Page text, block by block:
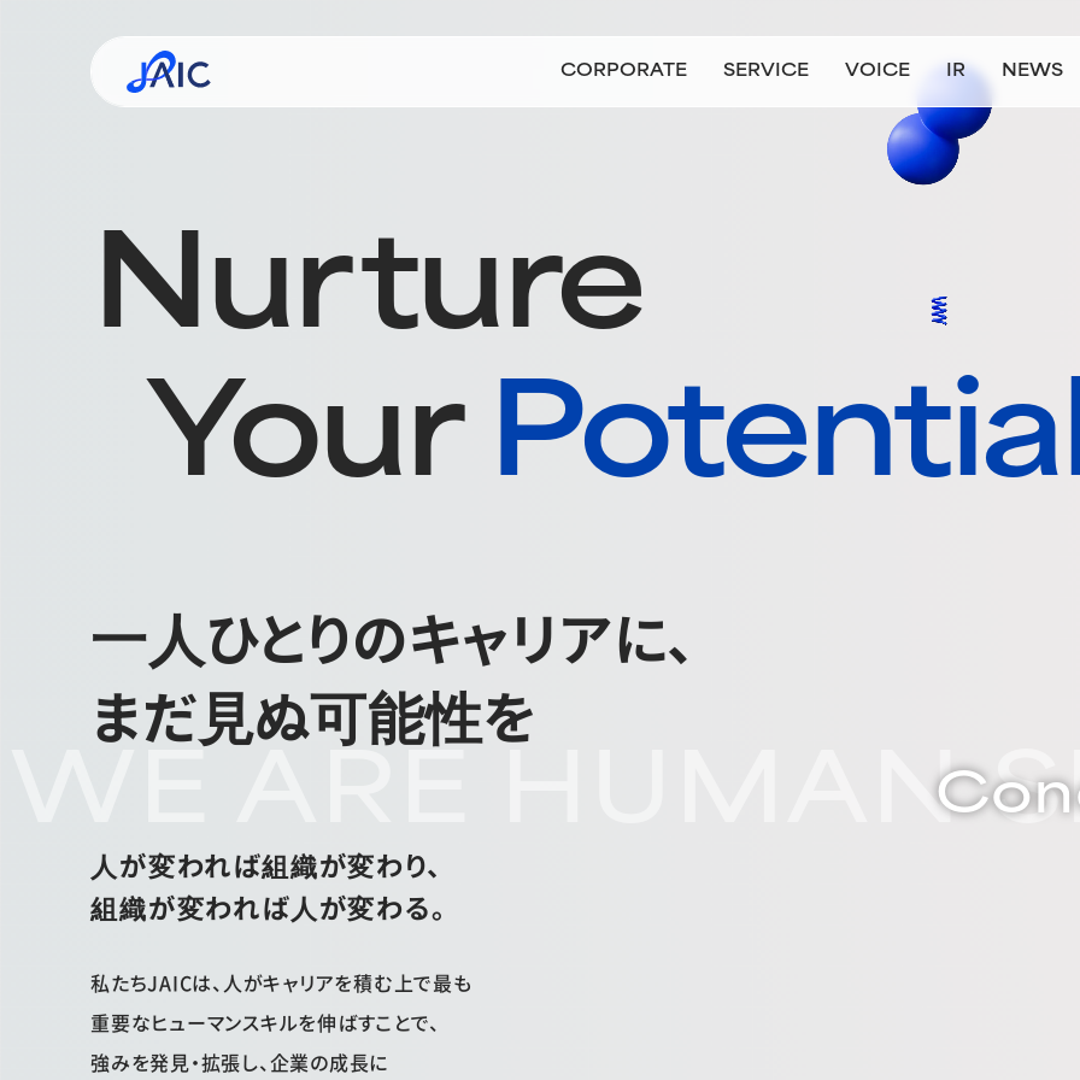
CORPORATE
役員紹介JAICの数字
SERVICE
個人向けサービス（主に就職・転職希望の方）
VOICE
大学・教育機関のお客さま（準備中）
IR
NEWS
Nurture
Your
一人ひとりのキャリアに、
まだ見ぬ可能性を
WE ARE HUMAN
人が変われば組織が変わり、
組織が変われば人が変わる。
私たちJAICは、人がキャリアを積む上で最も
重要なヒューマンスキルを伸ばすことで、
強みを発見・拡張し、企業の成長に